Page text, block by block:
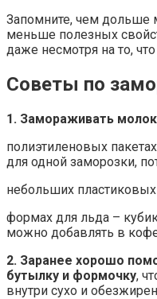
Запомните, чем дольше
меньше полезных
даже несмотря на то,
Советы по
1. Замораживать
полиэтиленовых
для одной заморозки,
небольших
формах для льда –
можно добавлять в
2. Заранее хорошо
бутылку и формочку,
внутри сухо и